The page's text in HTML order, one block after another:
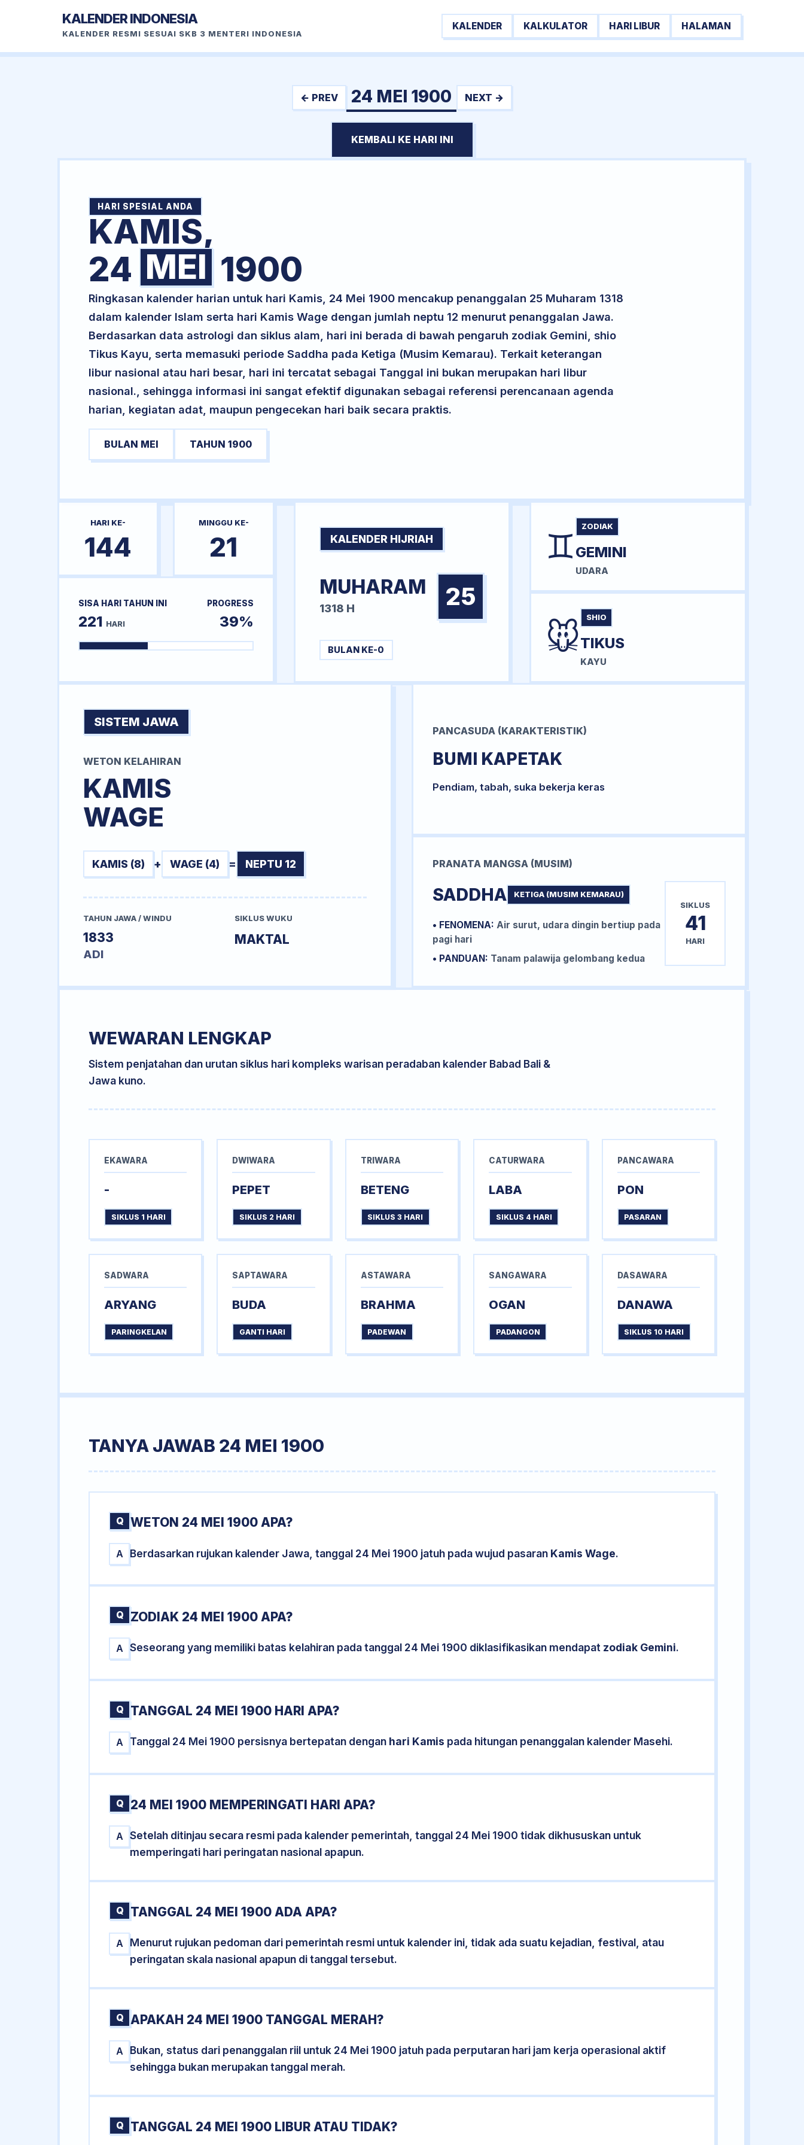
KALENDER INDONESIA
KALENDER RESMI SESUAI SKB 3 MENTERI INDONESIA
KALENDER KALKULATOR HARI LIBUR HALAMAN
← PREV 24 MEI 1900 NEXT →
KEMBALI KE HARI INI
HARI SPESIAL ANDA
KAMIS,
24 MEI 1900
Ringkasan kalender harian untuk hari Kamis, 24 Mei 1900 mencakup penanggalan 25 Muharam 1318
dalam kalender Islam serta hari Kamis Wage dengan jumlah neptu 12 menurut penanggalan Jawa.
Berdasarkan data astrologi dan siklus alam, hari ini berada di bawah pengaruh zodiak Gemini, shio
Tikus Kayu, serta memasuki periode Saddha pada Ketiga (Musim Kemarau). Terkait keterangan
libur nasional atau hari besar, hari ini tercatat sebagai Tanggal ini bukan merupakan hari libur
nasional., sehingga informasi ini sangat efektif digunakan sebagai referensi perencanaan agenda
harian, kegiatan adat, maupun pengecekan hari baik secara praktis.
BULAN MEI TAHUN 1900
HARI KE-
144
MINGGU KE-
21
SISA HARI TAHUN INI
221 HARI
PROGRESS
39%
KALENDER HIJRIAH
MUHARAM
1318 H 25
BULAN KE-0
♊ ZODIAK
GEMINI
UDARA
🐭 SHIO
TIKUS
KAYU
SISTEM JAWA
WETON KELAHIRAN
KAMIS
WAGE
KAMIS (8) + WAGE (4) = NEPTU 12
TAHUN JAWA / WINDU
1833
ADI
SIKLUS WUKU
MAKTAL
PANCASUDA (KARAKTERISTIK)
BUMI KAPETAK
Pendiam, tabah, suka bekerja keras
PRANATA MANGSA (MUSIM)
SADDHA KETIGA (MUSIM KEMARAU)
• FENOMENA: Air surut, udara dingin bertiup pada
pagi hari
• PANDUAN: Tanam palawija gelombang kedua
SIKLUS
41
HARI
WEWARAN LENGKAP
Sistem penjatahan dan urutan siklus hari kompleks warisan peradaban kalender Babad Bali &
Jawa kuno.
EKAWARA
-
SIKLUS 1 HARI
DWIWARA
PEPET
SIKLUS 2 HARI
TRIWARA
BETENG
SIKLUS 3 HARI
CATURWARA
LABA
SIKLUS 4 HARI
PANCAWARA
PON
PASARAN
SADWARA
ARYANG
PARINGKELAN
SAPTAWARA
BUDA
GANTI HARI
ASTAWARA
BRAHMA
PADEWAN
SANGAWARA
OGAN
PADANGON
DASAWARA
DANAWA
SIKLUS 10 HARI
TANYA JAWAB 24 MEI 1900
Q WETON 24 MEI 1900 APA?
A Berdasarkan rujukan kalender Jawa, tanggal 24 Mei 1900 jatuh pada wujud pasaran Kamis Wage.
Q ZODIAK 24 MEI 1900 APA?
A Seseorang yang memiliki batas kelahiran pada tanggal 24 Mei 1900 diklasifikasikan mendapat zodiak Gemini.
Q TANGGAL 24 MEI 1900 HARI APA?
A Tanggal 24 Mei 1900 persisnya bertepatan dengan hari Kamis pada hitungan penanggalan kalender Masehi.
Q 24 MEI 1900 MEMPERINGATI HARI APA?
A
Setelah ditinjau secara resmi pada kalender pemerintah, tanggal 24 Mei 1900 tidak dikhususkan untuk
memperingati hari peringatan nasional apapun.
Q TANGGAL 24 MEI 1900 ADA APA?
A
Menurut rujukan pedoman dari pemerintah resmi untuk kalender ini, tidak ada suatu kejadian, festival, atau
peringatan skala nasional apapun di tanggal tersebut.
Q APAKAH 24 MEI 1900 TANGGAL MERAH?
A
Bukan, status dari penanggalan riil untuk 24 Mei 1900 jatuh pada perputaran hari jam kerja operasional aktif
sehingga bukan merupakan tanggal merah.
Q TANGGAL 24 MEI 1900 LIBUR ATAU TIDAK?